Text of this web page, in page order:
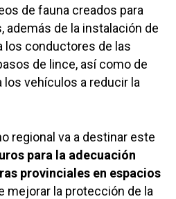
de fauna creados para
además de la instalación de
los conductores de las
de lince, así como de
los vehículos a reducir la
regional va a destinar este
para la adecuación
provinciales en espacios
mejorar la protección de la